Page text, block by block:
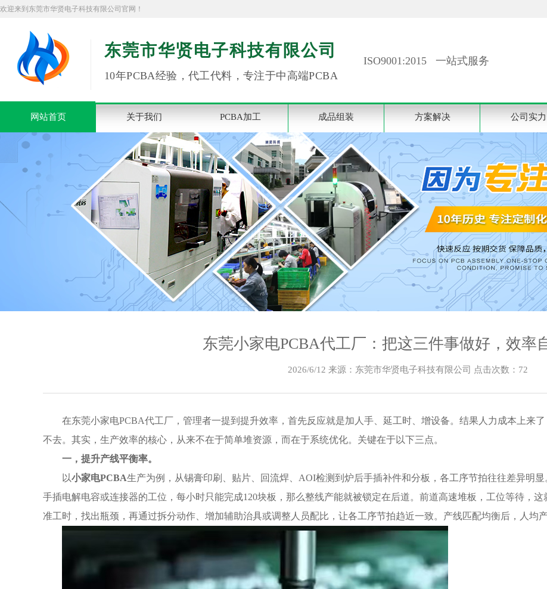
欢迎来到东莞市华贤电子科技有限公司官网！
东莞市华贤电子科技有限公司
10年PCBA经验，代工代料，专注于中高端PCBA
ISO9001:2015 一站式服务
网站首页 关于我们 PCBA加工 成品组装 方案解决 公司实力
东莞小家电PCBA代工厂：把这三件事做好，效率
2026/6/12 来源：东莞市华贤电子科技有限公司 点击次数： 72
在东莞小家电PCBA代工厂，管理者一提到提升效率，首先反应就是加人手、延工时、增设备。结果人力成本上来
不去。其实，生产效率的核心，从来不在于简单堆资源，而在于系统优化。关键在于以下三点。
一，提升产线平衡率。
以小家电PCBA生产为例，从锡膏印刷、贴片、回流焊、AOI检测到炉后手插补件和分板，各工序节拍往往差异明
手插电解电容或连接器的工位，每小时只能完成120块板，那么整线产能就被锁定在后道。前道高速堆板，工位等待，
准工时，找出瓶颈，再通过拆分动作、增加辅助治具或调整人员配比，让各工序节拍趋近一致。产线匹配均衡后，人均产